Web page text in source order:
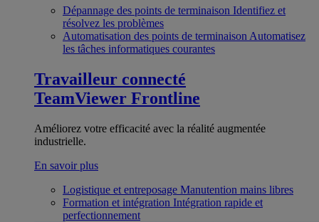
Dépannage des points de terminaison Identifiez et
résolvez les problèmes
Automatisation des points de terminaison Automatisez
les tâches informatiques courantes
Travailleur connecté
TeamViewer Frontline
Améliorez votre efficacité avec la réalité augmentée
industrielle.
En savoir plus
Logistique et entreposage Manutention mains libres
Formation et intégration Intégration rapide et
perfectionnement